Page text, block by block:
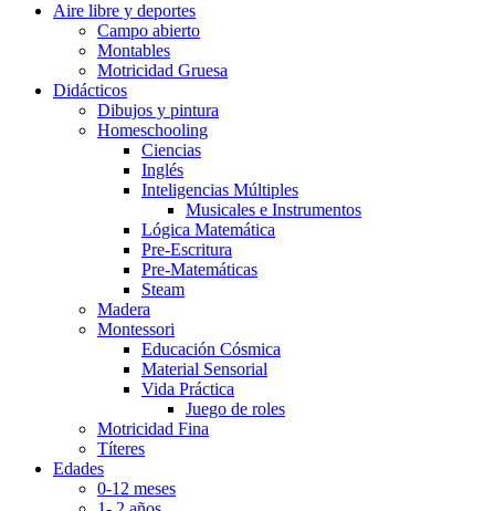
Aire libre y deportes
Campo abierto
Montables
Motricidad Gruesa
Didácticos
Dibujos y pintura
Homeschooling
Ciencias
Inglés
Inteligencias Múltiples
Musicales e Instrumentos
Lógica Matemática
Pre-Escritura
Pre-Matemáticas
Steam
Madera
Montessori
Educación Cósmica
Material Sensorial
Vida Práctica
Juego de roles
Motricidad Fina
Títeres
Edades
0-12 meses